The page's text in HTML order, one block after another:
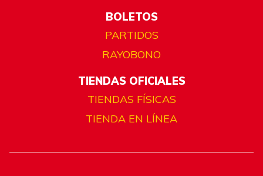
BOLETOS
PARTIDOS
RAYOBONO
TIENDAS OFICIALES
TIENDAS FÍSICAS
TIENDA EN LÍNEA